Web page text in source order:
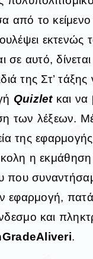
από το
εκτενώς
σε αυτό,
της Στ’ τάξης
Quizletκαι να
των λέξεων.
της
η
που
εφαρμογή,
και
.